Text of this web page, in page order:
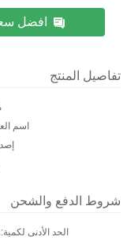
افضل
تفاصيل المنتج
اسم
شروط الدفع والشحن
الحد الأدنى لكمية: